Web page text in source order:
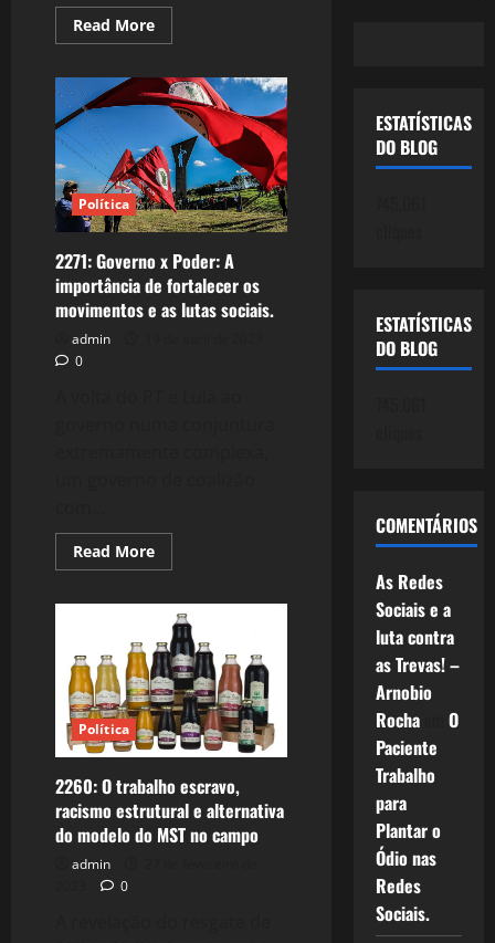
Read MoreRead
more
CPI
do
MST:
a
luta
de
classes,
estúpido!
Política
2271: Governo x Poder: A
importância de fortalecer os
movimentos e as lutas sociais.
admin
0
Read MoreRead
more
Governo
Poder:
A
importância
de
fortalecer
os
movimentos
e
lutas
sociais.
Política
2260: O trabalho escravo,
racismo estrutural e alternativa
do modelo do MST no campo
admin
0
ESTATÍSTICAS
DO BLOG
ESTATÍSTICAS
DO BLOG
COMENTÁRIOS
As Redes
Sociais e a
luta contra
as Trevas! –
Arnobio
Rochaem O
Paciente
Trabalho
para
Plantar o
Ódio nas
Redes
Sociais.